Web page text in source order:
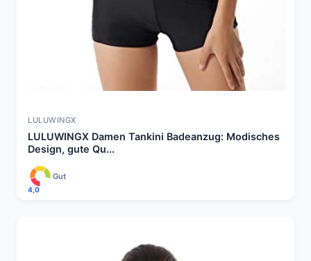
LULUWINGX
LULUWINGX Damen Tankini Badeanzug: Modisches
Design, gute Qu...
4,0
Gut